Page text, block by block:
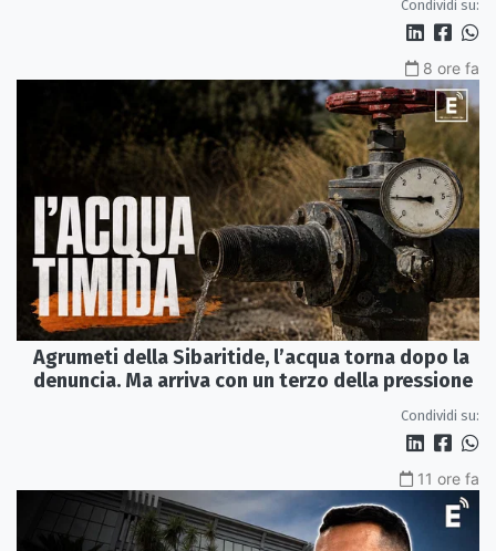
Condividi su:
8 ore fa
Agrumeti della Sibaritide, l’acqua torna dopo la
denuncia. Ma arriva con un terzo della pressione
Condividi su:
11 ore fa